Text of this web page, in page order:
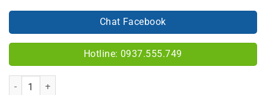
Chat Facebook
Hotline: 0937.555.749
Số lượng